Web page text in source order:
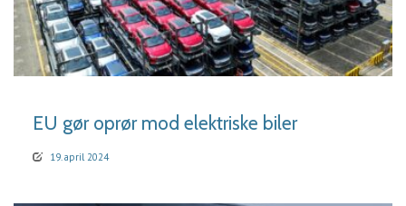
LÆS MERE
EU gør oprør mod elektriske biler
19. april 2024